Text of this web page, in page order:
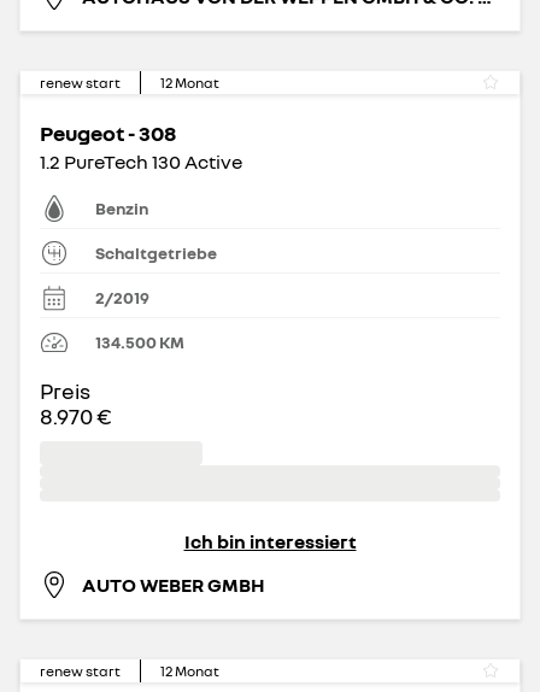
renew start 12Monat
Peugeot - 308
1.2 PureTech 130 Active
Benzin
Schaltgetriebe
2/2019
134.500KM
Preis
8.970 €
Ich bin interessiert
AUTO WEBER GMBH
renew start 12Monat